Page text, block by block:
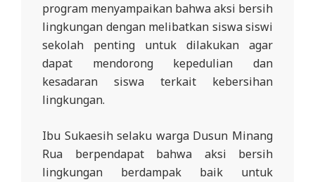
program menyampaikan bahwa aksi bersih
lingkungan dengan melibatkan siswa siswi
sekolah penting untuk dilakukan agar
dapat mendorong kepedulian dan
kesadaran siswa terkait kebersihan
lingkungan.
Ibu Sukaesih selaku warga Dusun Minang
Rua berpendapat bahwa aksi bersih
lingkungan berdampak baik untuk